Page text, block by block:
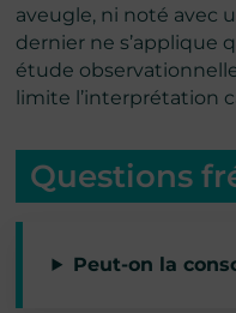
aveugle, ni noté avec
dernier ne s’applique
étude
limite l’interprétation
Questions
Peut-on la